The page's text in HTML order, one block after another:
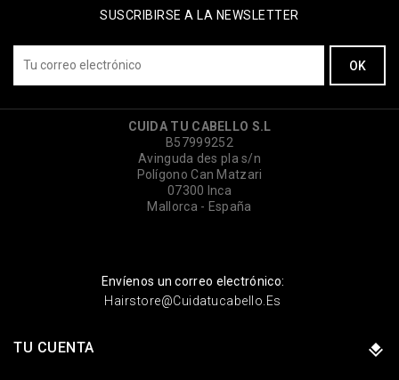
SUSCRIBIRSE A LA NEWSLETTER
CUIDA TU CABELLO S.L
B57999252
Avinguda des pla s/n
Polígono Can Matzari
07300 Inca
Mallorca - España
Envíenos un correo electrónico:
Hairstore@cuidatucabello.es
TU CUENTA